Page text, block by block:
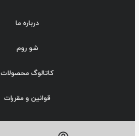
درباره ما
شو روم
کاتالوگ محصولات
قوانین و مقررات